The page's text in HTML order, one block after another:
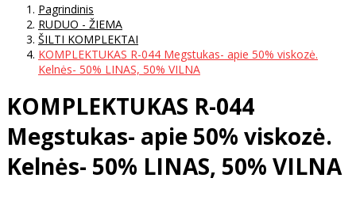
Pagrindinis
RUDUO - ŽIEMA
ŠILTI KOMPLEKTAI
KOMPLEKTUKAS R-044 Megstukas- apie 50% viskozė.
Kelnės- 50% LINAS, 50% VILNA
KOMPLEKTUKAS R-044
Megstukas- apie 50% viskozė.
Kelnės- 50% LINAS, 50% VILNA